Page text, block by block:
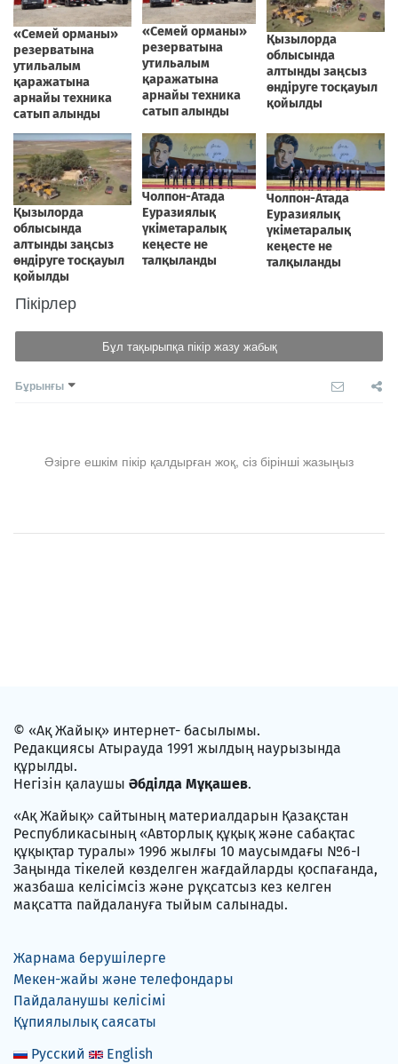
Пікірлер
Бұл тақырыпқа пікір жазу жабық
Бұрынғы
Әзірге ешкім пікір қалдырған жоқ, сіз бірінші жазыңыз
© «Ақ Жайық» интернет- басылымы.
Редакциясы Атырауда 1991 жылдың наурызында
құрылды.
Негізін қалаушы Әбділда Мұқашев.
«Ақ Жайық» сайтының материалдарын Қазақстан
Республикасының «Авторлық құқық және сабақтас
құқықтар туралы» 1996 жылғы 10 маусымдағы №6-I
Заңында тікелей көзделген жағдайларды қоспағанда,
жазбаша келісімсіз және рұқсатсыз кез келген
мақсатта пайдалануға тыйым салынады.
Жарнама берушілерге
Мекен-жайы және телефондары
Пайдаланушы келісімі
Құпиялылық саясаты
Русский
English